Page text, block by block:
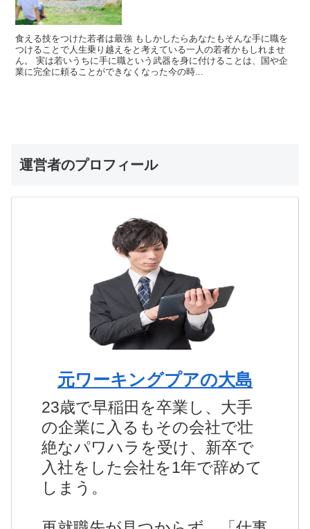
食える技をつけた若者は最強 もしかしたらあなたもそんな手に職を
つけることで人生乗り越えをと考えている一人の若者かもしれませ
ん。 実は若いうちに手に職という武器を身に付けることは、国や企
業に完全に頼ることができなくなった今の時...
運営者のプロフィール
元ワーキングプアの大島
23歳で早稲田を卒業し、大手
の企業に入るもその会社で壮
絶なパワハラを受け、新卒で
入社をした会社を1年で辞めて
しまう。